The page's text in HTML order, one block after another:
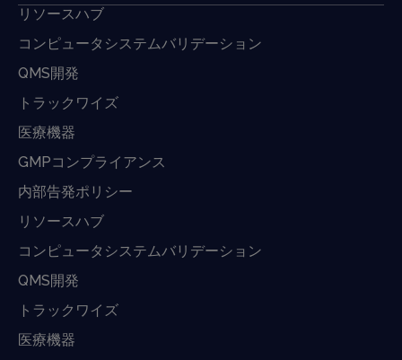
リソースハブ
コンピュータシステムバリデーション
QMS開発
トラックワイズ
医療機器
GMPコンプライアンス
内部告発ポリシー
リソースハブ
コンピュータシステムバリデーション
QMS開発
トラックワイズ
医療機器